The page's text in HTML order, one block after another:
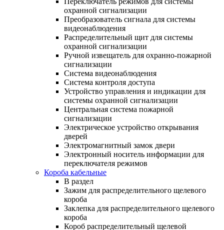
охранной сигнализации
Преобразователь сигнала для системы
видеонаблюдения
Распределительный щит для системы
охранной сигнализации
Ручной извещатель для охранно-пожарной
сигнализации
Система видеонаблюдения
Система контроля доступа
Устройство управления и индикации для
системы охранной сигнализации
Центральная система пожарной
сигнализации
Электрическое устройство открывания
дверей
Электромагнитный замок двери
Электронный носитель информации для
переключателя режимов
Короба кабельные
В раздел
Зажим для распределительного щелевого
короба
Заклепка для распределительного щелевого
короба
Короб распределительный щелевой